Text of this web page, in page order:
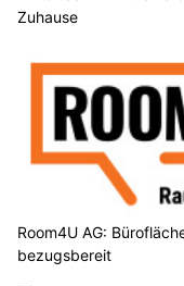
Zuhause
Room4U AG:
bezugsbereit